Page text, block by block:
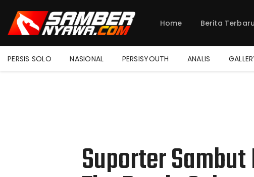
Home Berita Terbaru
PERSIS SOLO NASIONAL PERSISYOUTH ANALIS
Suporter